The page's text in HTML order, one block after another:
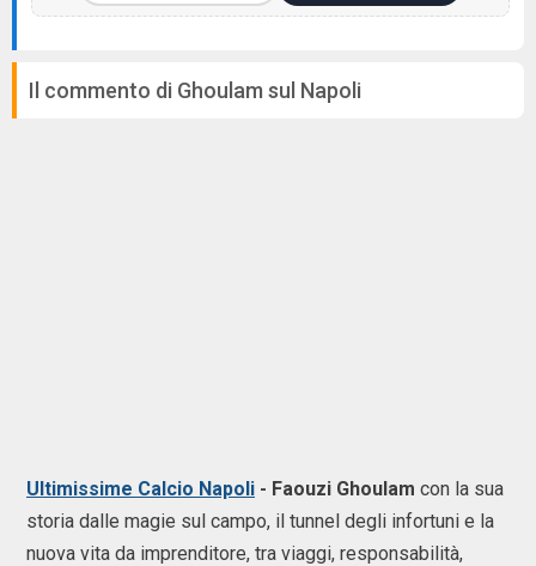
Il commento di Ghoulam sul Napoli
Ultimissime Calcio Napoli - Faouzi Ghoulam con la sua
storia dalle magie sul campo, il tunnel degli infortuni e la
nuova vita da imprenditore, tra viaggi, responsabilità,